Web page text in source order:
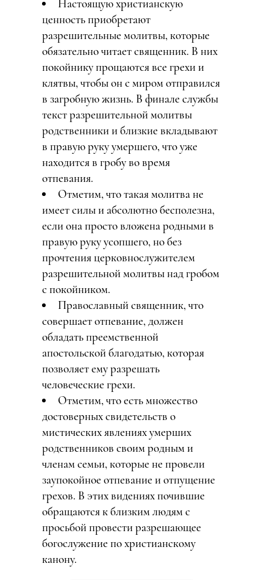
Настоящую христианскую
ценность приобретают
разрешительные молитвы, которые
обязательно читает священник. В них
покойнику прощаются все грехи и
клятвы, чтобы он с миром отправился
в загробную жизнь. В финале службы
текст разрешительной молитвы
родственники и близкие вкладывают
в правую руку умершего, что уже
находится в гробу во время
отпевания.
Отметим, что такая молитва не
имеет силы и абсолютно бесполезна,
если она просто вложена родными в
правую руку усопшего, но без
прочтения церковнослужителем
разрешительной молитвы над гробом
с покойником.
Православный священник, что
совершает отпевание, должен
обладать преемственной
апостольской благодатью, которая
позволяет ему разрешать
человеческие грехи.
Отметим, что есть множество
достоверных свидетельств о
мистических явлениях умерших
родственников своим родным и
членам семьи, которые не провели
заупокойное отпевание и отпущение
грехов. В этих видениях почившие
обращаются к близким людям с
просьбой провести разрешающее
богослужение по христианскому
канону.